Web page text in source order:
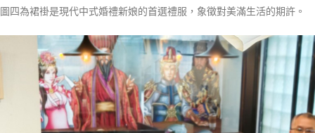
圖四為裙褂是現代中式婚禮新娘的首選禮服，象徵對美滿生活的期許。